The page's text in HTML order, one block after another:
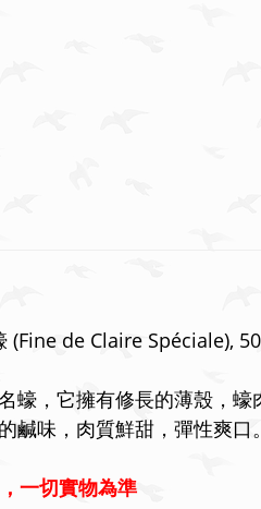
(Fine de Claire Spéciale),
蠔 ，它擁有修長的薄殼，
鹹味，肉質鮮甜，彈性爽口。
一切實物為準